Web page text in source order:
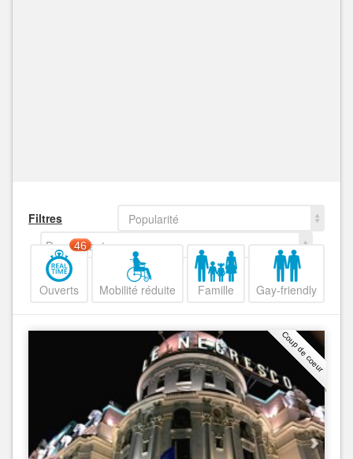
Filtres
Popularité
Decroissant
Ouverts
46
Mobilité réduite Famille Gay-friendly
Coup de coeur